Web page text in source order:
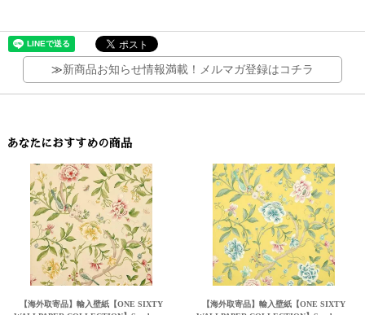
≫新商品お知らせ情報満載！メルマガ登録はコチラ
あなたにおすすめの商品
【海外取寄品】輸入壁紙【ONE SIXTY
【海外取寄品】輸入壁紙【ONE SIXTY